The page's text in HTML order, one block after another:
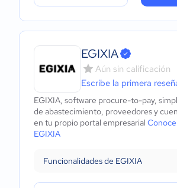
EGIXIA
Aún sin calificación
Escribe la primera
EGIXIA, software procure-to-pay,
de abastecimiento, proveedores y
en tu propio portal empresarial
EGIXIA
Funcionalidades de EGIXIA